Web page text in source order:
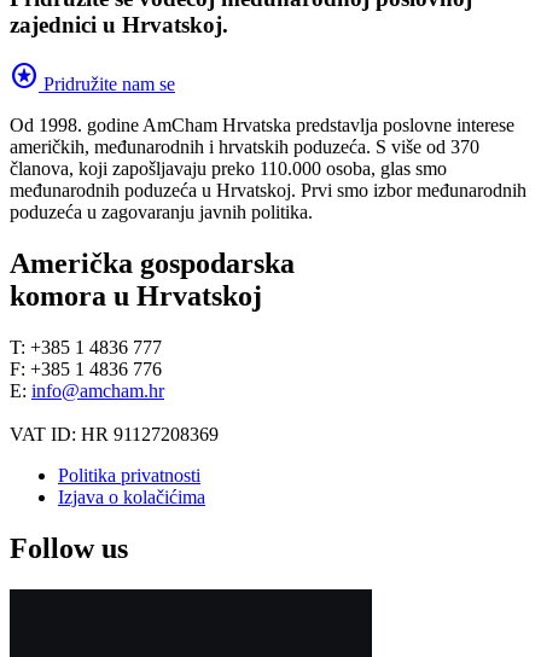
zajednici u Hrvatskoj.
stars Pridružite nam se
Od 1998. godine AmCham Hrvatska predstavlja poslovne interese
američkih, međunarodnih i hrvatskih poduzeća. S više od 370
članova, koji zapošljavaju preko 110.000 osoba, glas smo
međunarodnih poduzeća u Hrvatskoj. Prvi smo izbor međunarodnih
poduzeća u zagovaranju javnih politika.
Američka gospodarska
komora u Hrvatskoj
T: +385 1 4836 777
F: +385 1 4836 776
E: info@amcham.hr
VAT ID: HR 91127208369
Politika privatnosti
Izjava o kolačićima
Follow us